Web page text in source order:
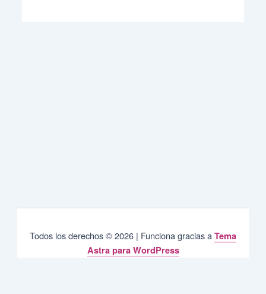
Todos los derechos © 2026 | Funciona gracias a Tema
Astra para WordPress